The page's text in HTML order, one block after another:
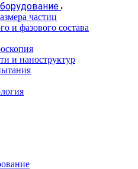
частиц
и фазового состава
и наноструктур